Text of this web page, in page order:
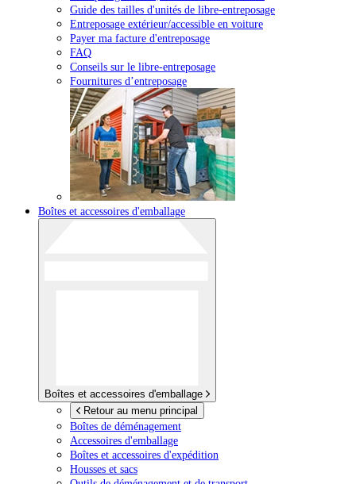
Guide des tailles d'unités de libre-entreposage
Entreposage extérieur/accessible en voiture
Payer ma facture d'entreposage
FAQ
Conseils sur le libre-entreposage
Fournitures d’entreposage
Boîtes et accessoires d'emballage
Boîtes et accessoires d'emballage
Retour au menu principal
Boîtes de déménagement
Accessoires d'emballage
Boîtes et accessoires d'expédition
Housses et sacs